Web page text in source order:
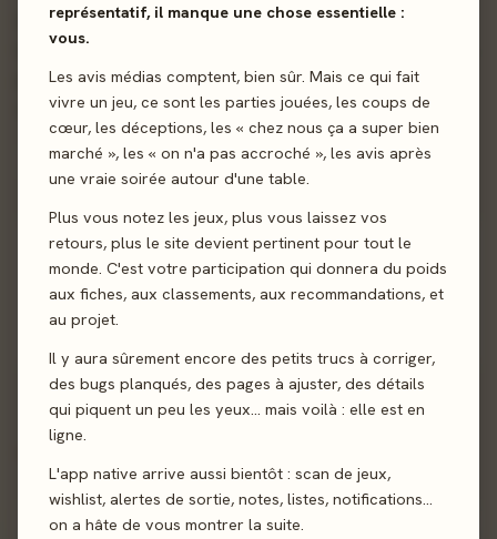
représentatif, il manque une chose essentielle :
vous.
Les avis médias comptent, bien sûr. Mais ce qui fait
vivre un jeu, ce sont les parties jouées, les coups de
cœur, les déceptions, les « chez nous ça a super bien
marché », les « on n'a pas accroché », les avis après
une vraie soirée autour d'une table.
Plus vous notez les jeux, plus vous laissez vos
retours, plus le site devient pertinent pour tout le
monde. C'est votre participation qui donnera du poids
aux fiches, aux classements, aux recommandations, et
au projet.
Il y aura sûrement encore des petits trucs à corriger,
des bugs planqués, des pages à ajuster, des détails
qui piquent un peu les yeux… mais voilà : elle est en
ligne.
L'app native arrive aussi bientôt : scan de jeux,
wishlist, alertes de sortie, notes, listes, notifications…
on a hâte de vous montrer la suite.
Explorez la mer disparue de Vastitas Borealis ou arpentez
la vaste plaine d'Amazonis, une carte plus grande avec des
paramètres globaux plus longs à atteindre ! De nouvelles
zones, récompenses et objectifs vous attendent !
Pose de tuiles Draft Gestion de Main
Sortie 18 octobre 2024
Auteur Jacob Fryxelius